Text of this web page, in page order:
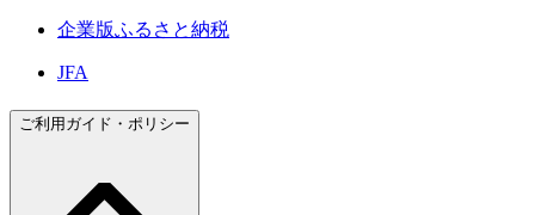
企業版ふるさと納税
JFA
ご利用ガイド・ポリシー